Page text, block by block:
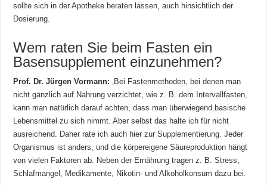
sollte sich in der Apotheke beraten lassen, auch hinsichtlich der
Dosierung.
Wem raten Sie beim Fasten ein
Basensupplement einzunehmen?
Prof. Dr. Jürgen Vormann: ‚Bei Fastenmethoden, bei denen man
nicht gänzlich auf Nahrung verzichtet, wie z. B. dem Intervallfasten,
kann man natürlich darauf achten, dass man überwiegend basische
Lebensmittel zu sich nimmt. Aber selbst das halte ich für nicht
ausreichend. Daher rate ich auch hier zur Supplementierung. Jeder
Organismus ist anders, und die körpereigene Säureproduktion hängt
von vielen Faktoren ab. Neben der Ernährung tragen z. B. Stress,
Schlafmangel, Medikamente, Nikotin- und Alkoholkonsum dazu bei.